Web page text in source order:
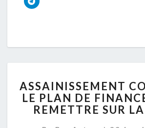
LE
PLAN
ASSAINISSEMENT
LE PLAN DE
REMETTRE SUR